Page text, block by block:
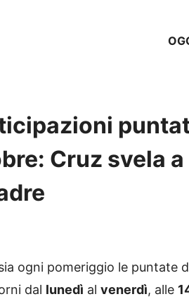
Cruz svela
ogni pomeriggio le puntate
dal lunedì al venerdì, alle